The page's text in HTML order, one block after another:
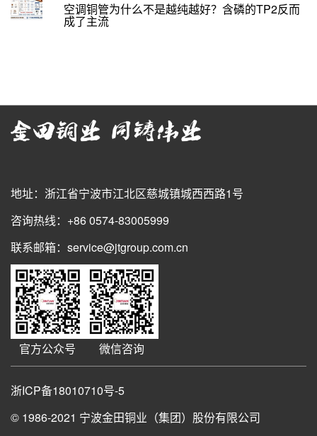
空调铜管为什么不是越纯越好？含磷的TP2反而
成了主流
地址：浙江省宁波市江北区慈城镇城西西路1号
咨询热线：+86 0574-83005999
联系邮箱：service@jtgroup.com.cn
官方公众号 微信咨询
浙ICP备18010710号-5
© 1986-2021 宁波金田铜业（集团）股份有限公司